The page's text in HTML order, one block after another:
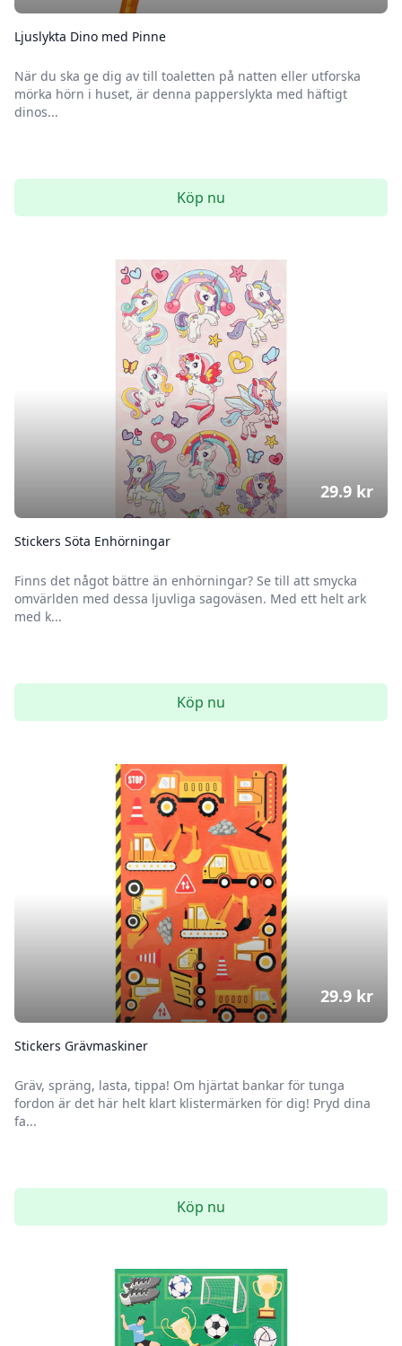
Ljuslykta Dino med Pinne
När du ska ge dig av till toaletten på natten eller utforska
mörka hörn i huset, är denna papperslykta med häftigt
dinos...
Köp nu
Stickers Söta Enhörningar
Finns det något bättre än enhörningar? Se till att smycka
omvärlden med dessa ljuvliga sagoväsen. Med ett helt ark
med k...
29.9 kr
Köp nu
Stickers Grävmaskiner
Gräv, spräng, lasta, tippa! Om hjärtat bankar för tunga
fordon är det här helt klart klistermärken för dig! Pryd dina
fa...
29.9 kr
Köp nu